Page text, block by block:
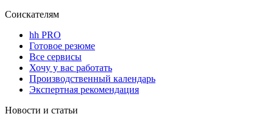
Соискателям
hh PRO
Готовое резюме
Все сервисы
Хочу у вас работать
Производственный календарь
Экспертная рекомендация
Новости и статьи